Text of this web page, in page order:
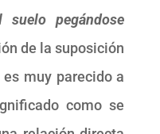
suelo pegándose
de la suposición
muy parecido a
como se